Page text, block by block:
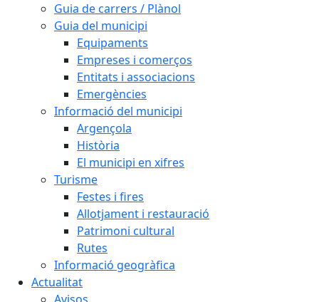
Guia de carrers / Plànol
Guia del municipi
Equipaments
Empreses i comerços
Entitats i associacions
Emergències
Informació del municipi
Argençola
Història
El municipi en xifres
Turisme
Festes i fires
Allotjament i restauració
Patrimoni cultural
Rutes
Informació geogràfica
Actualitat